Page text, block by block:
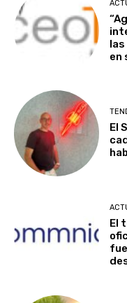
en
El
El